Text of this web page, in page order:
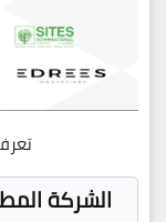
الشركة